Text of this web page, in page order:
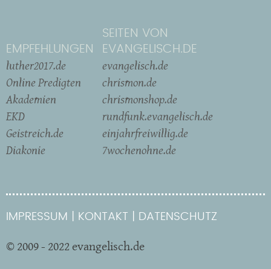
EMPFEHLUNGEN
luther2017.de
Online Predigten
Akademien
EKD
Geistreich.de
Diakonie
SEITEN VON
EVANGELISCH.DE
evangelisch.de
chrismon.de
chrismonshop.de
rundfunk.evangelisch.de
einjahrfreiwillig.de
7wochenohne.de
IMPRESSUM KONTAKT DATENSCHUTZ
© 2009 - 2022 evangelisch.de